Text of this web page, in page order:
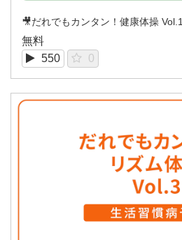
🎥だれでもカンタン！健康体操 Vol.1
無料
550
0